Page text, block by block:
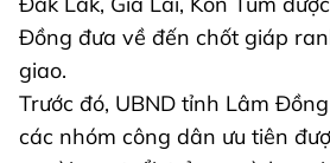
Đồng đưa về đến chốt giáp
giao.
Trước đó, UBND tỉnh Lâm
các nhóm công dân ưu tiên